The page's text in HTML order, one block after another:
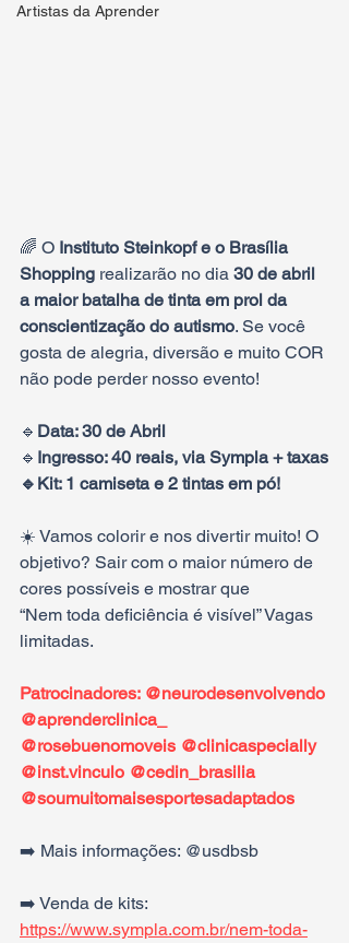
Artistas da Aprender
🌈 O Instituto Steinkopf e o Brasília
Shopping realizarão no dia 30 de abril
a maior batalha de tinta em prol da
conscientização do autismo. Se você
gosta de alegria, diversão e muito COR
não pode perder nosso evento!
🔹️ Data: 30 de Abril
🔹️ Ingresso: 40 reais, via Sympla + taxas
🔹️Kit: 1 camiseta e 2 tintas em pó!
☀️ Vamos colorir e nos divertir muito! O
objetivo? Sair com o maior número de
cores possíveis e mostrar que
“Nem toda deficiência é visível” Vagas
limitadas.
Patrocinadores: @neurodesenvolvendo
@aprenderclinica_
@rosebuenomoveis @clinicaspecially
@inst.vinculo @cedin_brasilia
@soumuitomaisesportesadaptados
➡️ Mais informações: @usdbsb
➡️ Venda de kits:
https://www.sympla.com.br/nem-toda-